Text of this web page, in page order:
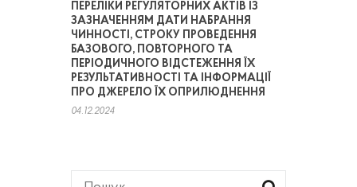
ПЕРЕЛІКИ РЕГУЛЯТОРНИХ АКТІВ ІЗ
ЗАЗНАЧЕННЯМ ДАТИ НАБРАННЯ
ЧИННОСТІ, СТРОКУ ПРОВЕДЕННЯ
БАЗОВОГО, ПОВТОРНОГО ТА
ПЕРІОДИЧНОГО ВІДСТЕЖЕННЯ ЇХ
РЕЗУЛЬТАТИВНОСТІ ТА ІНФОРМАЦІЇ
ПРО ДЖЕРЕЛО ЇХ ОПРИЛЮДНЕННЯ
04.12.2024